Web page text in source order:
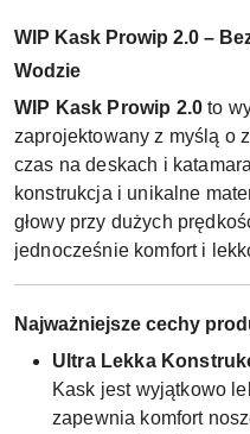
WIP Kask Prowip 2.0 –
Wodzie
WIP Kask Prowip 2.0 to
zaprojektowany z myślą o
czas na deskach i
konstrukcja i unikalne
głowy przy dużych
jednocześnie komfort i
Najważniejsze cechy
Ultra Lekka
Kask jest wyjątkowo
zapewnia komfort